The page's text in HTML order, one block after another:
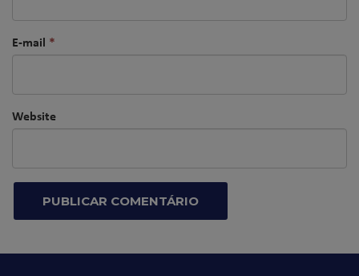
E-mail *
Website